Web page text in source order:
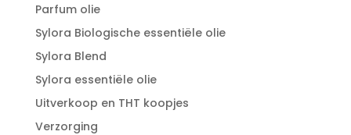
Parfum olie
Sylora Biologische essentiële olie
Sylora Blend
Sylora essentiële olie
Uitverkoop en THT koopjes
Verzorging